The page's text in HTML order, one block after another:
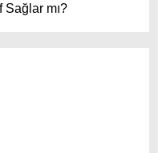
Sağlar mı?